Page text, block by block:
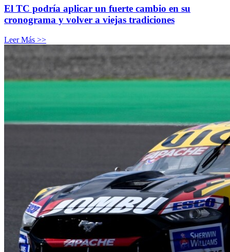
El TC podría aplicar un fuerte cambio en su
cronograma y volver a viejas tradiciones
Leer Más >>